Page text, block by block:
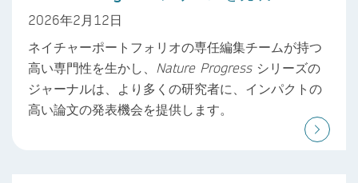
2026年2月12日
ネイチャーポートフォリオの専任編集チームが持つ
高い専門性を生かし、 Nature Progress シリーズの
ジャーナルは、より多くの研究者に、インパクトの
高い論文の発表機会を提供します。